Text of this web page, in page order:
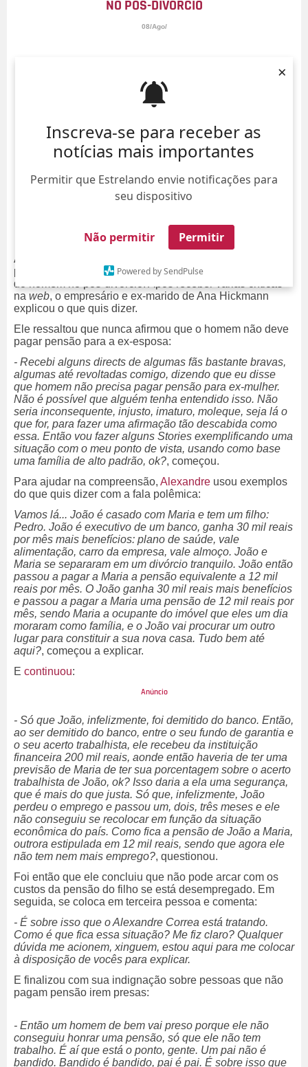
Inscreva-se para receber as
notícias mais importantes
Permitir que Estrelando envie notificações para
seu dispositivo
Não permitir Permitir
Powered by SendPulse
×
NO PÓS-DIVÓRCIO
08/Ago/
Alexandre Correa voltou a comentar sobre uma fala
polêmica que havia dito em questão de pensão por parte
do homem no pós-divórcio. Após receber várias críticas
na web, o empresário e ex-marido de Ana Hickmann
explicou o que quis dizer.
Ele ressaltou que nunca afirmou que o homem não deve
pagar pensão para a ex-esposa:
- Recebi alguns directs de algumas fãs bastante bravas,
algumas até revoltadas comigo, dizendo que eu disse
que homem não precisa pagar pensão para ex-mulher.
Não é possível que alguém tenha entendido isso. Não
seria inconsequente, injusto, imaturo, moleque, seja lá o
que for, para fazer uma afirmação tão descabida como
essa. Então vou fazer alguns Stories exemplificando uma
situação com o meu ponto de vista, usando como base
uma família de alto padrão, ok?, começou.
Para ajudar na compreensão, Alexandre usou exemplos
do que quis dizer com a fala polêmica:
Vamos lá... João é casado com Maria e tem um filho:
Pedro. João é executivo de um banco, ganha 30 mil reais
por mês mais benefícios: plano de saúde, vale
alimentação, carro da empresa, vale almoço. João e
Maria se separaram em um divórcio tranquilo. João então
passou a pagar a Maria a pensão equivalente a 12 mil
reais por mês. O João ganha 30 mil reais mais benefícios
e passou a pagar a Maria uma pensão de 12 mil reais por
mês, sendo Maria a ocupante do imóvel que eles um dia
moraram como família, e o João vai procurar um outro
lugar para constituir a sua nova casa. Tudo bem até
aqui?, começou a explicar.
E continuou:
- Só que João, infelizmente, foi demitido do banco. Então,
ao ser demitido do banco, entre o seu fundo de garantia e
o seu acerto trabalhista, ele recebeu da instituição
financeira 200 mil reais, aonde então haveria de ter uma
previsão de Maria de ter sua porcentagem sobre o acerto
trabalhista de João, ok? Isso daria a ela uma segurança,
que é mais do que justa. Só que, infelizmente, João
perdeu o emprego e passou um, dois, três meses e ele
não conseguiu se recolocar em função da situação
econômica do país. Como fica a pensão de João a Maria,
outrora estipulada em 12 mil reais, sendo que agora ele
não tem nem mais emprego?, questionou.
Foi então que ele concluiu que não pode arcar com os
custos da pensão do filho se está desempregado. Em
seguida, se coloca em terceira pessoa e comenta:
- É sobre isso que o Alexandre Correa está tratando.
Como é que fica essa situação? Me fiz claro? Qualquer
dúvida me acionem, xinguem, estou aqui para me colocar
à disposição de vocês para explicar.
E finalizou com sua indignação sobre pessoas que não
pagam pensão irem presas:
- Então um homem de bem vai preso porque ele não
conseguiu honrar uma pensão, só que ele não tem
trabalho. É aí que está o ponto, gente. Um pai não é
bandido. Bandido é bandido, pai é pai. É sobre isso que